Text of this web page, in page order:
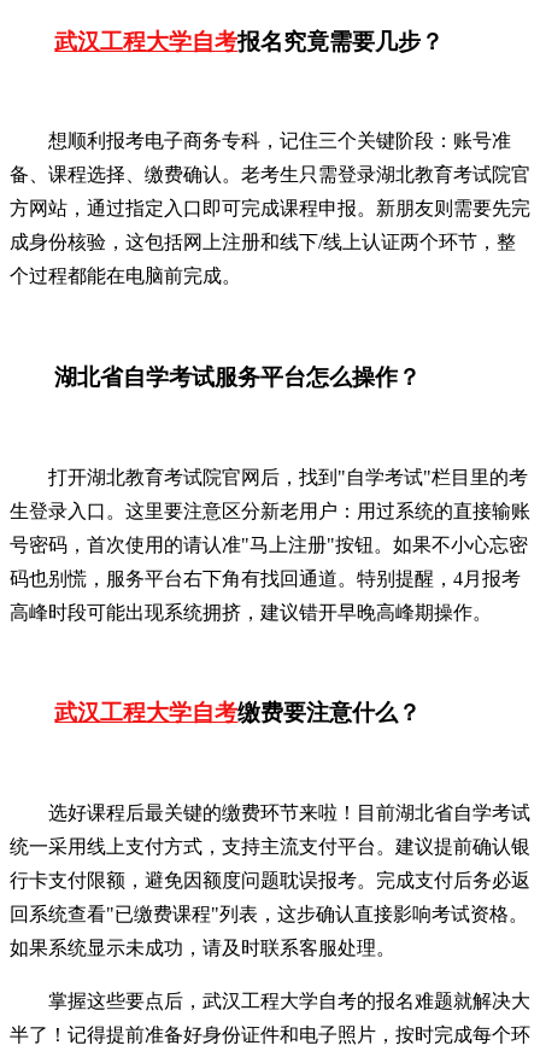
武汉工程大学自考报名究竟需要几步？
想顺利报考电子商务专科，记住三个关键阶段：账号准
备、课程选择、缴费确认。老考生只需登录湖北教育考试院官
方网站，通过指定入口即可完成课程申报。新朋友则需要先完
成身份核验，这包括网上注册和线下/线上认证两个环节，整
个过程都能在电脑前完成。
湖北省自学考试服务平台怎么操作？
打开湖北教育考试院官网后，找到"自学考试"栏目里的考
生登录入口。这里要注意区分新老用户：用过系统的直接输账
号密码，首次使用的请认准"马上注册"按钮。如果不小心忘密
码也别慌，服务平台右下角有找回通道。特别提醒，4月报考
高峰时段可能出现系统拥挤，建议错开早晚高峰期操作。
武汉工程大学自考缴费要注意什么？
选好课程后最关键的缴费环节来啦！目前湖北省自学考试
统一采用线上支付方式，支持主流支付平台。建议提前确认银
行卡支付限额，避免因额度问题耽误报考。完成支付后务必返
回系统查看"已缴费课程"列表，这步确认直接影响考试资格。
如果系统显示未成功，请及时联系客服处理。
掌握这些要点后，武汉工程大学自考的报名难题就解决大
半了！记得提前准备好身份证件和电子照片，按时完成每个环